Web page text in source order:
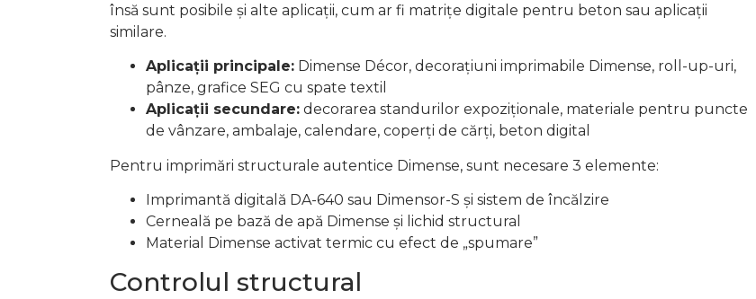
însă sunt posibile și alte aplicații, cum ar fi matrițe digitale pentru beton sau aplicații
similare.
Aplicații principale: Dimense Décor, decorațiuni imprimabile Dimense, roll-up-uri,
pânze, grafice SEG cu spate textil
Aplicații secundare: decorarea standurilor expoziționale, materiale pentru puncte
de vânzare, ambalaje, calendare, coperți de cărți, beton digital
Pentru imprimări structurale autentice Dimense, sunt necesare 3 elemente:
Imprimantă digitală DA-640 sau Dimensor-S și sistem de încălzire
Cerneală pe bază de apă Dimense și lichid structural
Material Dimense activat termic cu efect de „spumare”
Controlul structural